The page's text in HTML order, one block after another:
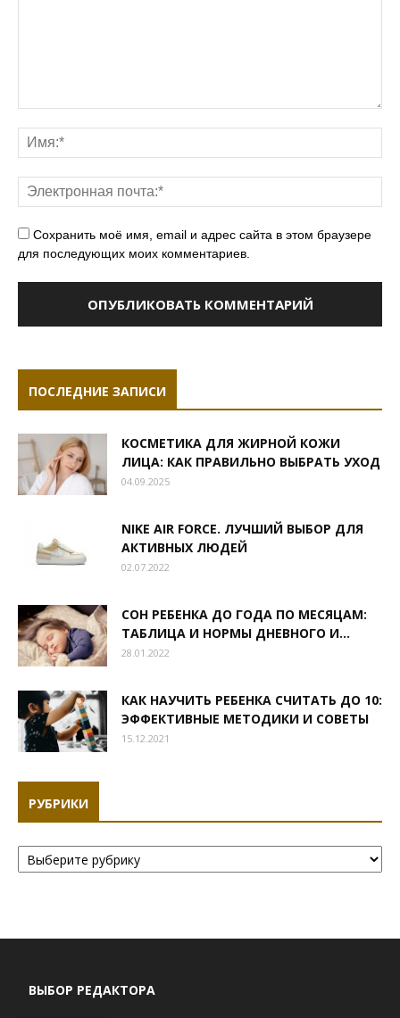
Сохранить моё имя, email и адрес сайта в этом браузере
для последующих моих комментариев.
ПОСЛЕДНИЕ ЗАПИСИ
КОСМЕТИКА ДЛЯ ЖИРНОЙ КОЖИ
ЛИЦА: КАК ПРАВИЛЬНО ВЫБРАТЬ УХОД
04.09.2025
NIKE AIR FORCE. ЛУЧШИЙ ВЫБОР ДЛЯ
АКТИВНЫХ ЛЮДЕЙ
02.07.2022
СОН РЕБЕНКА ДО ГОДА ПО МЕСЯЦАМ:
ТАБЛИЦА И НОРМЫ ДНЕВНОГО И...
28.01.2022
КАК НАУЧИТЬ РЕБЕНКА СЧИТАТЬ ДО 10:
ЭФФЕКТИВНЫЕ МЕТОДИКИ И СОВЕТЫ
15.12.2021
РУБРИКИ
Рубрики
ВЫБОР РЕДАКТОРА